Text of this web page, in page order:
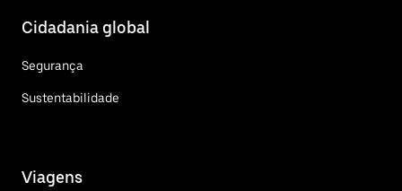
Cidadania global
Segurança
Sustentabilidade
Viagens